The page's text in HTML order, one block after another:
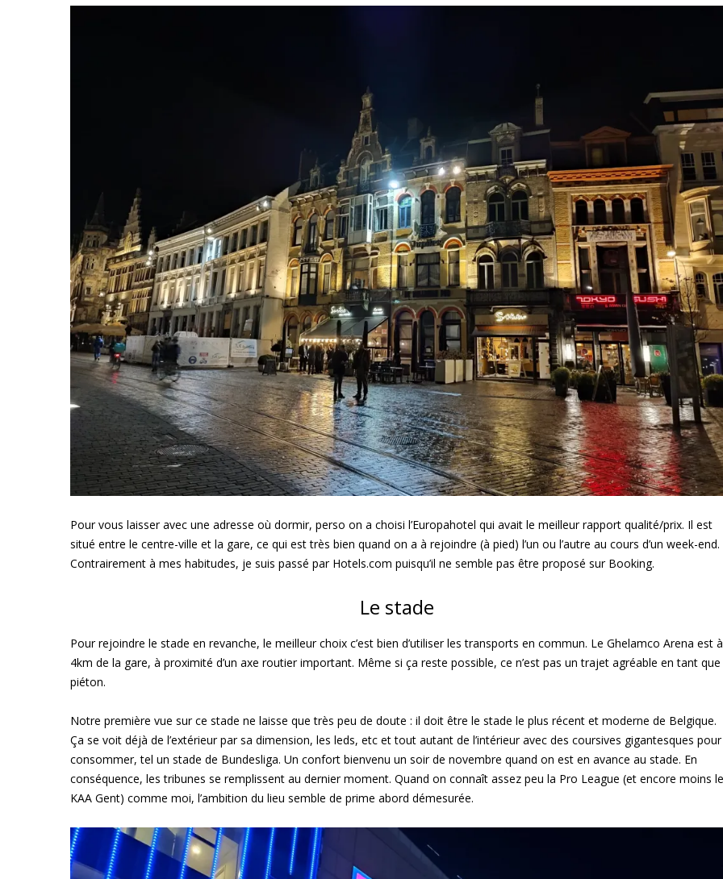
Pour vous laisser avec une adresse où dormir, perso on a choisi l’Europahotel qui avait le meilleur rapport qualité/prix. Il est
situé entre le centre-ville et la gare, ce qui est très bien quand on a à rejoindre (à pied) l’un ou l’autre au cours d’un week-end.
Contrairement à mes habitudes, je suis passé par Hotels.com puisqu’il ne semble pas être proposé sur Booking.
Le stade
Pour rejoindre le stade en revanche, le meilleur choix c’est bien d’utiliser les transports en commun. Le Ghelamco Arena est à
4km de la gare, à proximité d’un axe routier important. Même si ça reste possible, ce n’est pas un trajet agréable en tant que
piéton.
Notre première vue sur ce stade ne laisse que très peu de doute : il doit être le stade le plus récent et moderne de Belgique.
Ça se voit déjà de l’extérieur par sa dimension, les leds, etc et tout autant de l’intérieur avec des coursives gigantesques pour
consommer, tel un stade de Bundesliga. Un confort bienvenu un soir de novembre quand on est en avance au stade. En
conséquence, les tribunes se remplissent au dernier moment. Quand on connaît assez peu la Pro League (et encore moins le
KAA Gent) comme moi, l’ambition du lieu semble de prime abord démesurée.